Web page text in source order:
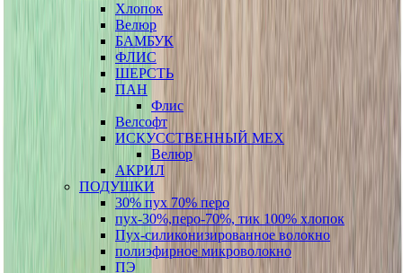
Хлопок
Велюр
БАМБУК
ФЛИС
ШЕРСТЬ
ПАН
Флис
Велсофт
ИСКУССТВЕННЫЙ МЕХ
Велюр
АКРИЛ
ПОДУШКИ
30% пух 70% перо
пух-30%,перо-70%, тик 100% хлопок
Пух-силиконизированное волокно
полиэфирное микроволокно
ПЭ